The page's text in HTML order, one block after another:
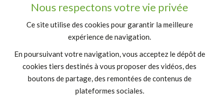
Restez informés, inscrivez vous à notre newsletter :
Valider
FR | EN
Mentions légales
Nous respectons votre vie privée
Ce site utilise des cookies pour garantir la meilleure
expérience de navigation.
En poursuivant votre navigation, vous acceptez le dépôt de
cookies tiers destinés à vous proposer des vidéos, des
boutons de partage, des remontées de contenus de
plateformes sociales.